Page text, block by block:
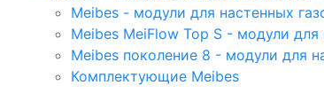
Meibes - модули для настенных
Meibes MeiFlow Top S - модули для
Meibes поколение 8 - модули для
Комплектующие Meibes